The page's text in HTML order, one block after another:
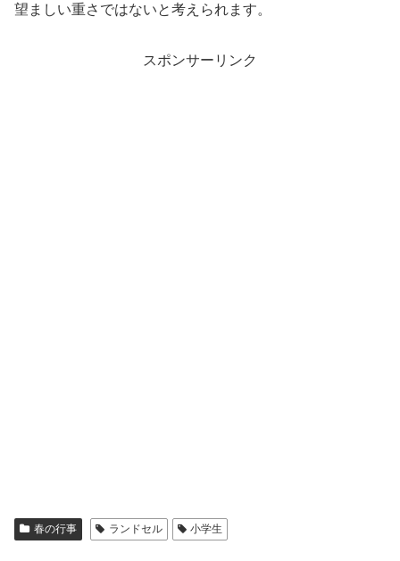
望ましい重さではないと考えられます。
スポンサーリンク
春の行事 ランドセル 小学生